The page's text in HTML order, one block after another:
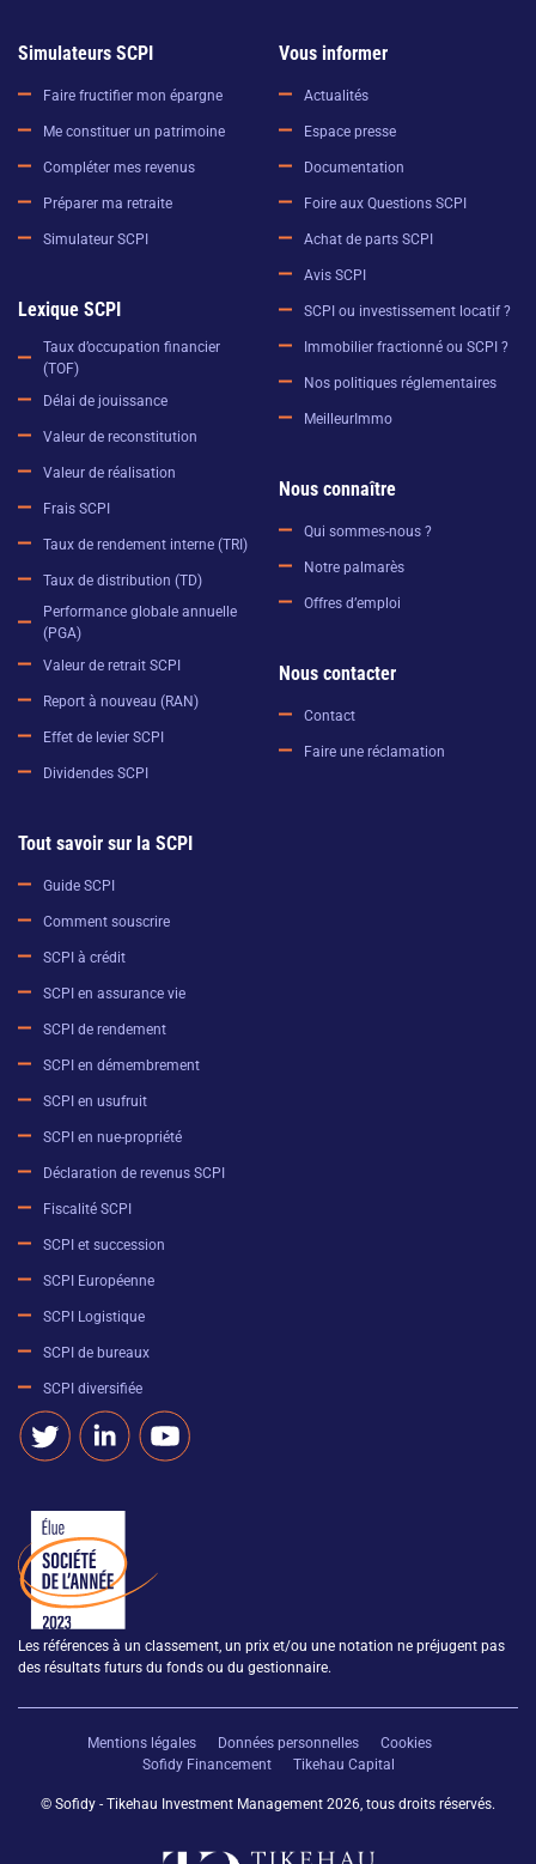
Simulateurs SCPI
Faire fructifier mon épargne
Me constituer un patrimoine
Compléter mes revenus
Préparer ma retraite
Simulateur SCPI
Lexique SCPI
Taux d’occupation financier
(TOF)
Délai de jouissance
Valeur de reconstitution
Valeur de réalisation
Frais SCPI
Taux de rendement interne (TRI)
Taux de distribution (TD)
Performance globale annuelle
(PGA)
Valeur de retrait SCPI
Report à nouveau (RAN)
Effet de levier SCPI
Dividendes SCPI
Tout savoir sur la SCPI
Guide SCPI
Comment souscrire
SCPI à crédit
SCPI en assurance vie
SCPI de rendement
SCPI en démembrement
SCPI en usufruit
SCPI en nue-propriété
Déclaration de revenus SCPI
Fiscalité SCPI
SCPI et succession
SCPI Européenne
SCPI Logistique
SCPI de bureaux
SCPI diversifiée
Vous informer
Actualités
Espace presse
Documentation
Foire aux Questions SCPI
Achat de parts SCPI
Avis SCPI
SCPI ou investissement locatif ?
Immobilier fractionné ou SCPI ?
Nos politiques réglementaires
MeilleurImmo
Nous connaître
Qui sommes-nous ?
Notre palmarès
Offres d’emploi
Nous contacter
Contact
Faire une réclamation
Les références à un classement, un prix et/ou une notation ne préjugent pas
des résultats futurs du fonds ou du gestionnaire.
Mentions légales Données personnelles
Cookies
Sofidy Financement
Tikehau Capital
© Sofidy - Tikehau Investment Management 2026, tous droits réservés.